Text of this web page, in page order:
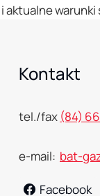
aktualne
Kontakt
tel./fax (84)
e-mail: bat-
Facebook